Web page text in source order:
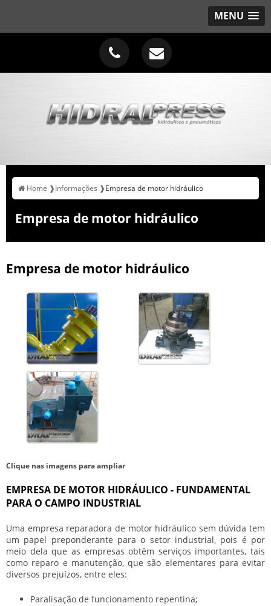
MENU
Home ❱Informações ❱Empresa de motor hidráulico
Empresa de motor hidráulico
Empresa de motor hidráulico
Clique nas imagens para ampliar
EMPRESA DE MOTOR HIDRÁULICO - FUNDAMENTAL
PARA O CAMPO INDUSTRIAL
Uma empresa reparadora de motor hidráulico sem dúvida tem
um papel preponderante para o setor industrial, pois é por
meio dela que as empresas obtêm serviços importantes, tais
como reparo e manutenção, que são elementares para evitar
diversos prejuízos, entre eles:
Paralisação de funcionamento repentina;